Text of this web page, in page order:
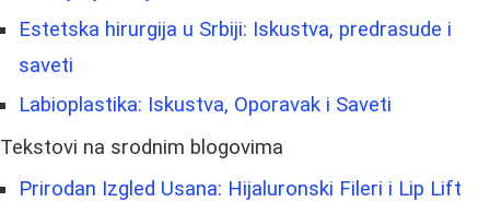
Estetska hirurgija u Srbiji: Iskustva, predrasude i
saveti
Labioplastika: Iskustva, Oporavak i Saveti
Tekstovi na srodnim blogovima
Prirodan Izgled Usana: Hijaluronski Fileri i Lip Lift